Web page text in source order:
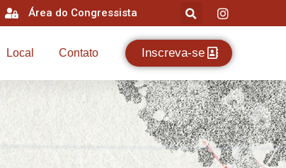
Área do Congressista
Local Contato Inscreva-se